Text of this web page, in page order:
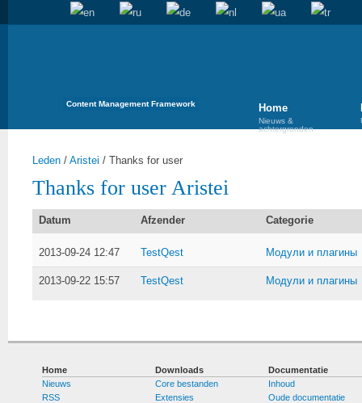
Content Management Framework Home
Nieuws &
achtergronden
Leden / Aristei / Thanks for user
Thanks for user Aristei
Datum Afzender Categorie
2013-09-24 12:47 TestQest Модули и плагины
2013-09-22 15:57 TestQest Модули и плагины
Home
Nieuws
RSS
Downloads
Core bestanden
Extensies
Documentatie
Inhoud
Oude documentatie